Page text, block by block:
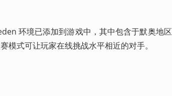
环境已添加到游戏中，其中包含于默奥地区
模式可让玩家在线挑战水平相近的对手。